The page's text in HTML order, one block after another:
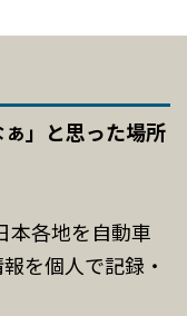
」と思った場所
本各地を自動車
を個人で記録・